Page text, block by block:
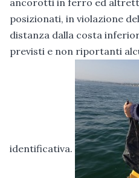
posizionati, in violazione
distanza dalla costa
previsti e non riportanti
identificativa.